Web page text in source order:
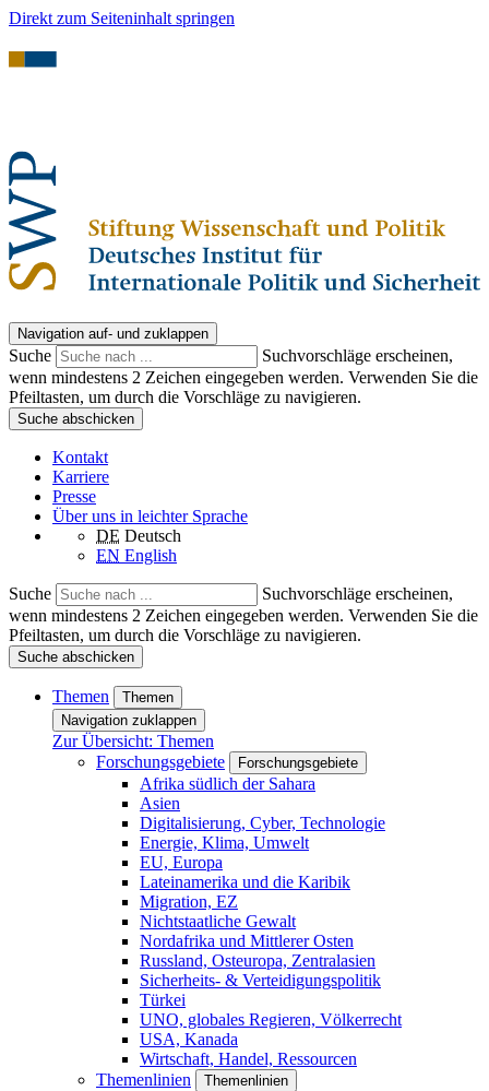
Direkt zum Seiteninhalt springen
Navigation auf- und zuklappen
Suche
Suchvorschläge erscheinen,
wenn mindestens 2 Zeichen eingegeben werden. Verwenden Sie die
Pfeiltasten, um durch die Vorschläge zu navigieren.
Suche abschicken
Kontakt
Karriere
Presse
Über uns in leichter Sprache
DE Deutsch
EN English
Suche
Suchvorschläge erscheinen,
wenn mindestens 2 Zeichen eingegeben werden. Verwenden Sie die
Pfeiltasten, um durch die Vorschläge zu navigieren.
Suche abschicken
Themen
Themen
Navigation zuklappen
Zur Übersicht: Themen
Forschungsgebiete
Forschungsgebiete
Afrika südlich der Sahara
Asien
Digitalisierung, Cyber, Technologie
Energie, Klima, Umwelt
EU, Europa
Lateinamerika und die Karibik
Migration, EZ
Nichtstaatliche Gewalt
Nordafrika und Mittlerer Osten
Russland, Osteuropa, Zentralasien
Sicherheits- & Verteidigungspolitik
Türkei
UNO, globales Regieren, Völkerrecht
USA, Kanada
Wirtschaft, Handel, Ressourcen
Themenlinien
Themenlinien